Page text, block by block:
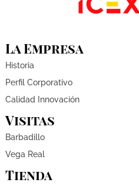
La Empresa
Historia
Perfil Corporativo
Calidad Innovación
Visitas
Barbadillo
Vega Real
Tienda